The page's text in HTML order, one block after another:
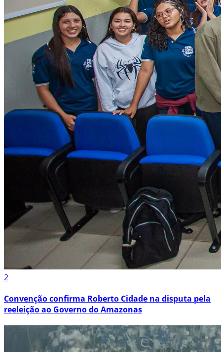
2
Convenção confirma Roberto Cidade na disputa pela
reeleição ao Governo do Amazonas